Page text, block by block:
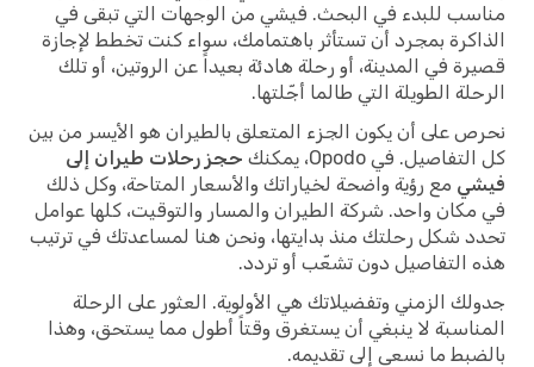
مناسب للبدء في البحث. فيشي من الوجهات التي تبقى في
الذاكرة بمجرد أن تستأثر باهتمامك، سواء كنت تخطط لإجازة
قصيرة في المدينة، أو رحلة هادئة بعيداً عن الروتين، أو تلك
الرحلة الطويلة التي طالما أجّلتها.
نحرص على أن يكون الجزء المتعلق بالطيران هو الأيسر من بين
كل التفاصيل. في Opodo، يمكنك
حجز رحلات طيران إلى
فيشي مع رؤية واضحة لخياراتك والأسعار المتاحة، وكل ذلك
في مكان واحد. شركة الطيران والمسار والتوقيت، كلها عوامل
تحدد شكل رحلتك منذ بدايتها، ونحن هنا لمساعدتك في ترتيب
هذه التفاصيل دون تشعّب أو تردد.
جدولك الزمني وتفضيلاتك هي الأولوية. العثور على الرحلة
المناسبة لا ينبغي أن يستغرق وقتاً أطول مما يستحق، وهذا
بالضبط ما نسعى إلى تقديمه.